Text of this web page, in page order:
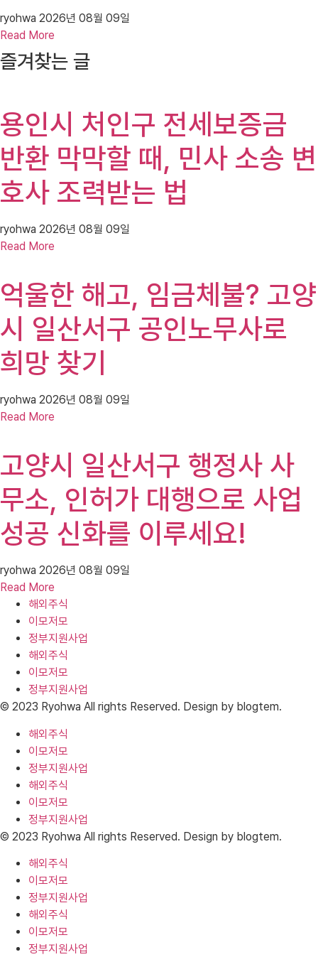
ryohwa 2026년 08월 09일
Read More
즐겨찾는 글
용인시 처인구 전세보증금
반환 막막할 때, 민사 소송 변
호사 조력받는 법
ryohwa 2026년 08월 09일
Read More
억울한 해고, 임금체불? 고양
시 일산서구 공인노무사로
희망 찾기
ryohwa 2026년 08월 09일
Read More
고양시 일산서구 행정사 사
무소, 인허가 대행으로 사업
성공 신화를 이루세요!
ryohwa 2026년 08월 09일
Read More
해외주식
이모저모
정부지원사업
해외주식
이모저모
정부지원사업
© 2023 Ryohwa All rights Reserved. Design by blogtem.
해외주식
이모저모
정부지원사업
해외주식
이모저모
정부지원사업
© 2023 Ryohwa All rights Reserved. Design by blogtem.
해외주식
이모저모
정부지원사업
해외주식
이모저모
정부지원사업